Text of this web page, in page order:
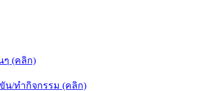
ๆ (คลิก)
น/ทำกิจกรรม (คลิก)